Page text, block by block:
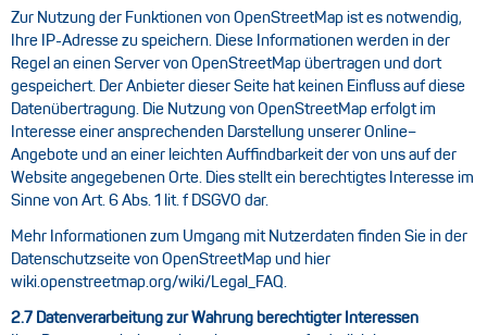
Zur Nutzung der Funktionen von OpenStreetMap ist es notwendig,
Ihre IP-Adresse zu speichern. Diese Informationen werden in der
Regel an einen Server von OpenStreetMap übertragen und dort
gespeichert. Der Anbieter dieser Seite hat keinen Einfluss auf diese
Datenübertragung. Die Nutzung von OpenStreetMap erfolgt im
Interesse einer ansprechenden Darstellung unserer Online–
Angebote und an einer leichten Auffindbarkeit der von uns auf der
Website angegebenen Orte. Dies stellt ein berechtigtes Interesse im
Sinne von Art. 6 Abs. 1 lit. f DSGVO dar.
Mehr Informationen zum Umgang mit Nutzerdaten finden Sie in der
Datenschutzseite von OpenStreetMap und hier
wiki.openstreetmap.org/wiki/Legal_FAQ.
2.7 Datenverarbeitung zur Wahrung berechtigter Interessen